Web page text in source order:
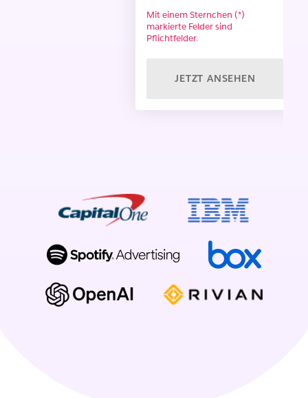
Mit einem Sternchen (*)
markierte Felder sind
Pflichtfelder.
JETZT ANSEHEN